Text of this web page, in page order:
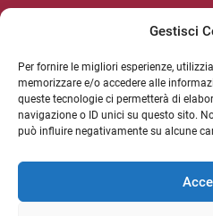
Gestisci
Per fornire le migliori esperienze,
memorizzare e/o accedere alle
queste tecnologie ci permetterà di
navigazione o ID unici su questo sito.
può influire negativamente su alcune
NEWSLETTER